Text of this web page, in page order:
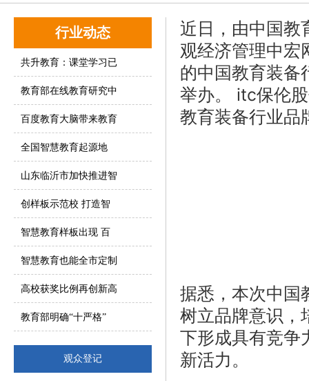
行业动态
共升教育：课堂学习已
教育部在线教育研究中
百度教育大脑带来教育
全国智慧教育起源地
山东临沂市加快推进智
创样板示范校 打造智
智慧教育样板出现 百
智慧教育也能全市定制
高校获奖比例再创新高
教育部明确“十严格”
观众登记
近日，由中国教
观经济管理中宏
的中国教育装备
举办。 itc保伦
教育装备行业品
据悉，本次中国
树立品牌意识，
下形成具有竞争
新活力。